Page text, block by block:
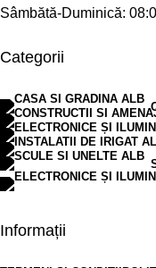
Sâmbătă-Duminică:
Categorii
Informații